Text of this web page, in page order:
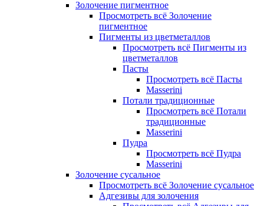
Золочение пигментное
Просмотреть всё Золочение
пигментное
Пигменты из цветметаллов
Просмотреть всё Пигменты из
цветметаллов
Пасты
Просмотреть всё Пасты
Masserini
Потали традиционные
Просмотреть всё Потали
традиционные
Masserini
Пудра
Просмотреть всё Пудра
Masserini
Золочение сусальное
Просмотреть всё Золочение сусальное
Адгезивы для золочения